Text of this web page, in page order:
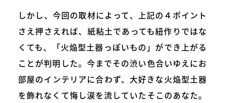
しかし、今回の取材によって、上記の４ポイント
さえ押さえれば、紙粘土であっても紐作りではな
くても、「火焔型土器っぽいもの」ができ上がる
ことが判明した。今までその渋い色合いゆえにお
部屋のインテリアに合わず、大好きな火焔型土器
を飾れなくて悔し涙を流していたそこのあなた。